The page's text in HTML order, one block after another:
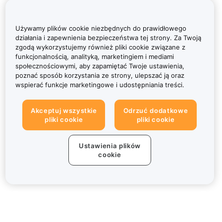
Używamy plików cookie niezbędnych do prawidłowego
działania i zapewnienia bezpieczeństwa tej strony. Za Twoją
zgodą wykorzystujemy również pliki cookie związane z
funkcjonalnością, analityką, marketingiem i mediami
społecznościowymi, aby zapamiętać Twoje ustawienia,
poznać sposób korzystania ze strony, ulepszać ją oraz
wspierać funkcje marketingowe i udostępniania treści.
Akceptuj wszystkie
pliki cookie
Odrzuć dodatkowe
pliki cookie
Ustawienia plików
cookie